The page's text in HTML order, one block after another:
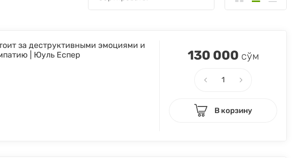
за деструктивными эмоциями и
| Юуль Еспер
130 000 сўм
В корзину